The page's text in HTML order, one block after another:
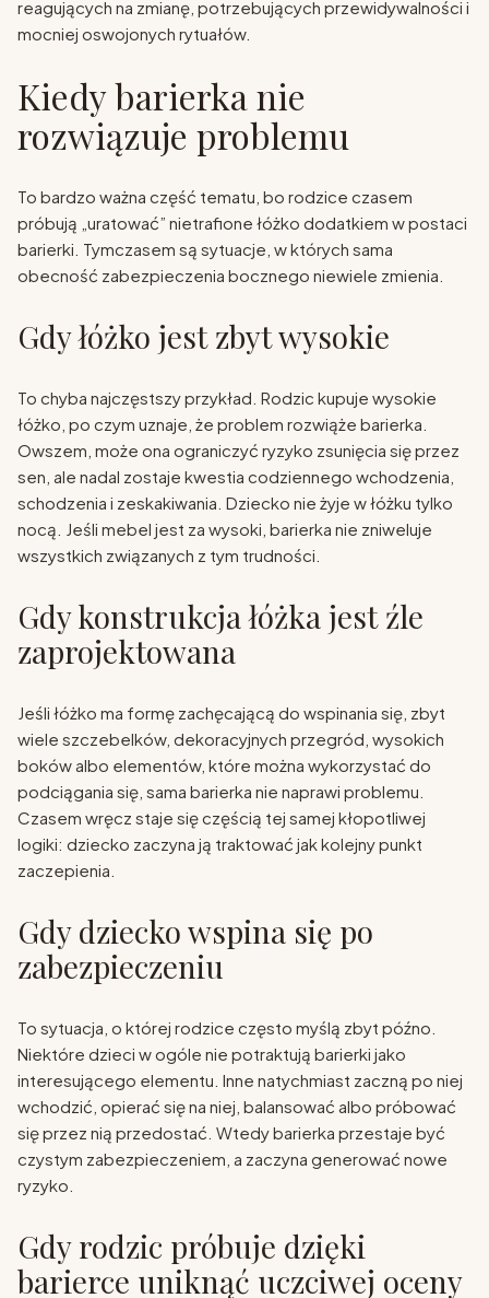
reagujących na zmianę, potrzebujących przewidywalności i
mocniej oswojonych rytuałów.
Kiedy barierka nie
rozwiązuje problemu
To bardzo ważna część tematu, bo rodzice czasem
próbują „uratować” nietrafione łóżko dodatkiem w postaci
barierki. Tymczasem są sytuacje, w których sama
obecność zabezpieczenia bocznego niewiele zmienia.
Gdy łóżko jest zbyt wysokie
To chyba najczęstszy przykład. Rodzic kupuje wysokie
łóżko, po czym uznaje, że problem rozwiąże barierka.
Owszem, może ona ograniczyć ryzyko zsunięcia się przez
sen, ale nadal zostaje kwestia codziennego wchodzenia,
schodzenia i zeskakiwania. Dziecko nie żyje w łóżku tylko
nocą. Jeśli mebel jest za wysoki, barierka nie zniweluje
wszystkich związanych z tym trudności.
Gdy konstrukcja łóżka jest źle
zaprojektowana
Jeśli łóżko ma formę zachęcającą do wspinania się, zbyt
wiele szczebelków, dekoracyjnych przegród, wysokich
boków albo elementów, które można wykorzystać do
podciągania się, sama barierka nie naprawi problemu.
Czasem wręcz staje się częścią tej samej kłopotliwej
logiki: dziecko zaczyna ją traktować jak kolejny punkt
zaczepienia.
Gdy dziecko wspina się po
zabezpieczeniu
To sytuacja, o której rodzice często myślą zbyt późno.
Niektóre dzieci w ogóle nie potraktują barierki jako
interesującego elementu. Inne natychmiast zaczną po niej
wchodzić, opierać się na niej, balansować albo próbować
się przez nią przedostać. Wtedy barierka przestaje być
czystym zabezpieczeniem, a zaczyna generować nowe
ryzyko.
Gdy rodzic próbuje dzięki
barierce uniknąć uczciwej oceny